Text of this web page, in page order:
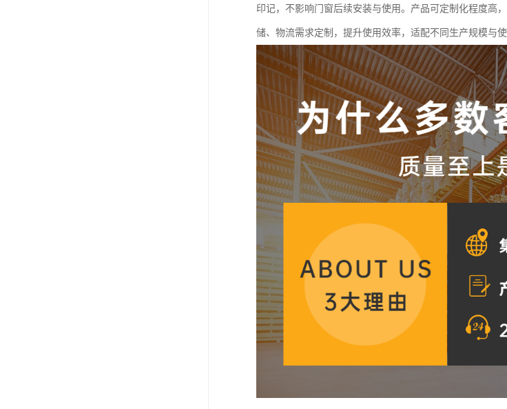
印记，不影响门窗后续安装与使用。产品可定制化程度高
储、物流需求定制，提升使用效率，适配不同生产规模与使